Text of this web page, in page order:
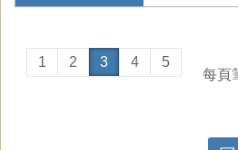
1 2 3 4
5
每頁